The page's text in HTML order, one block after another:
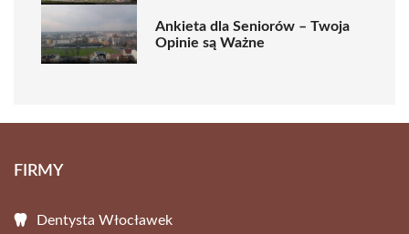
Ankieta dla Seniorów – Twoja
Opinie są Ważne
FIRMY
Dentysta Włocławek